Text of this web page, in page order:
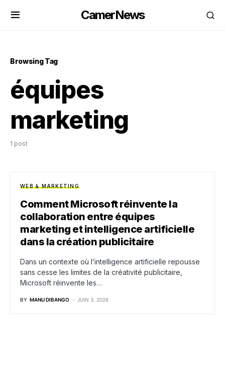
CamerNews
Browsing Tag
équipes
marketing
1 post
WEB & MARKETING
Comment Microsoft réinvente la
collaboration entre équipes
marketing et intelligence artificielle
dans la création publicitaire
Dans un contexte où l’intelligence artificielle repousse
sans cesse les limites de la créativité publicitaire,
Microsoft réinvente les…
BY MANU DIBANGO JUIN 3, 2026